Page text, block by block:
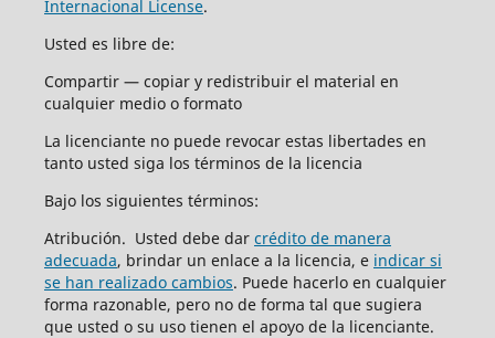
Internacional License.
Usted es libre de:
Compartir — copiar y redistribuir el material en
cualquier medio o formato
La licenciante no puede revocar estas libertades en
tanto usted siga los términos de la licencia
Bajo los siguientes términos:
Atribución. Usted debe dar crédito de manera
adecuada, brindar un enlace a la licencia, e indicar si
se han realizado cambios. Puede hacerlo en cualquier
forma razonable, pero no de forma tal que sugiera
que usted o su uso tienen el apoyo de la licenciante.